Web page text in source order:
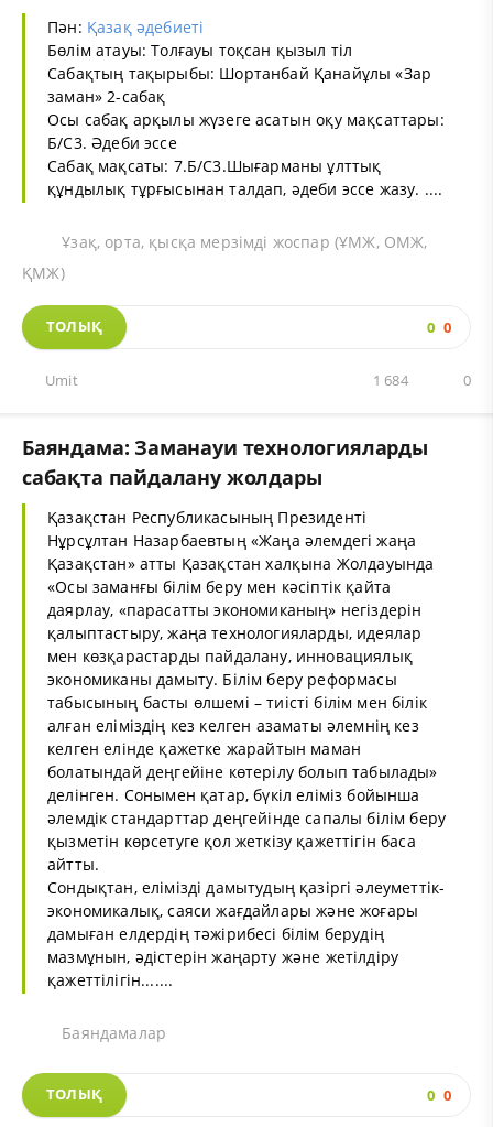
Пән: Қазақ әдебиеті
Бөлім атауы: Толғауы тоқсан қызыл тіл
Сабақтың тақырыбы: Шортанбай Қанайұлы «Зар
заман» 2-сабақ
Осы сабақ арқылы жүзеге асатын оқу мақсаттары:
Б/С3. Әдеби эссе
Сабақ мақсаты: 7.Б/С3.Шығарманы ұлттық
құндылық тұрғысынан талдап, әдеби эссе жазу. ....
Ұзақ, орта, қысқа мерзімді жоспар (ҰМЖ, ОМЖ,
ҚМЖ)
ТОЛЫҚ 0 0
Umit 0
1 684
Баяндама: Заманауи технологияларды
сабақта пайдалану жолдары
Қазақстан Республикасының Президенті
Нұрсұлтан Назарбаевтың «Жаңа әлемдегі жаңа
Қазақстан» атты Қазақстан халқына Жолдауында
«Осы заманғы білім беру мен кәсіптік қайта
даярлау, «парасатты экономиканың» негіздерін
қалыптастыру, жаңа технологияларды, идеялар
мен көзқарастарды пайдалану, инновациялық
экономиканы дамыту. Білім беру реформасы
табысының басты өлшемі – тиісті білім мен білік
алған еліміздің кез келген азаматы әлемнің кез
келген елінде қажетке жарайтын маман
болатындай деңгейіне көтерілу болып табылады»
делінген. Сонымен қатар, бүкіл еліміз бойынша
әлемдік стандарттар деңгейінде сапалы білім беру
қызметін көрсетуге қол жеткізу қажеттігін баса
айтты.
Сондықтан, елімізді дамытудың қазіргі әлеуметтік-
экономикалық, саяси жағдайлары және жоғары
дамыған елдердің тәжірибесі білім берудің
мазмұнын, әдістерін жаңарту және жетілдіру
қажеттілігін.......
Баяндамалар
ТОЛЫҚ 0 0